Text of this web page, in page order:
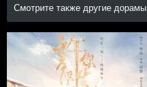
Смотрите также другие дорамы